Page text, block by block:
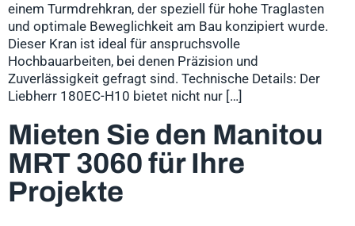
einem Turmdrehkran, der speziell für hohe Traglasten
und optimale Beweglichkeit am Bau konzipiert wurde.
Dieser Kran ist ideal für anspruchsvolle
Hochbauarbeiten, bei denen Präzision und
Zuverlässigkeit gefragt sind. Technische Details: Der
Liebherr 180EC-H10 bietet nicht nur […]
Mieten Sie den Manitou
MRT 3060 für Ihre
Projekte